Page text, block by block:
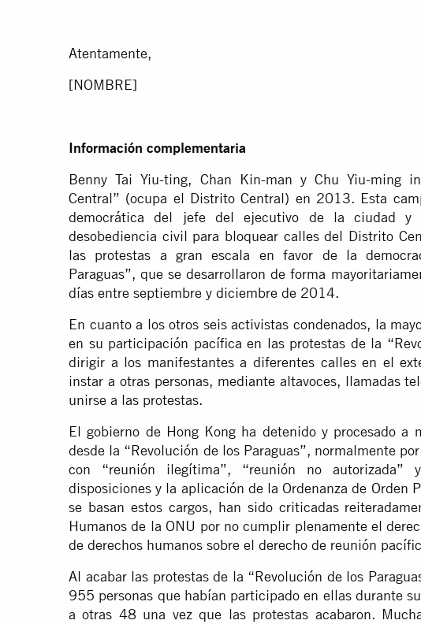
Atentamente,
[NOMBRE]
Información complementaria
Benny Tai Yiu-ting, Chan Kin-man y Chu Yiu-ming
Central” (ocupa el Distrito Central) en 2013. Esta
democrática del jefe del ejecutivo de la ciudad y
desobediencia civil para bloquear calles del Distrito
las protestas a gran escala en favor de la
Paraguas”, que se desarrollaron de forma
días entre septiembre y diciembre de 2014.
En cuanto a los otros seis activistas condenados, la
en su participación pacífica en las protestas de la
dirigir a los manifestantes a diferentes calles en el
instar a otras personas, mediante altavoces, llamadas
unirse a las protestas.
El gobierno de Hong Kong ha detenido y procesado a
desde la “Revolución de los Paraguas”, normalmente
con “reunión ilegítima”, “reunión no autorizada”
disposiciones y la aplicación de la Ordenanza de Orden
se basan estos cargos, han sido criticadas
Humanos de la ONU por no cumplir plenamente el
de derechos humanos sobre el derecho de reunión
Al acabar las protestas de la “Revolución de los
955 personas que habían participado en ellas durante
a otras 48 una vez que las protestas acabaron.